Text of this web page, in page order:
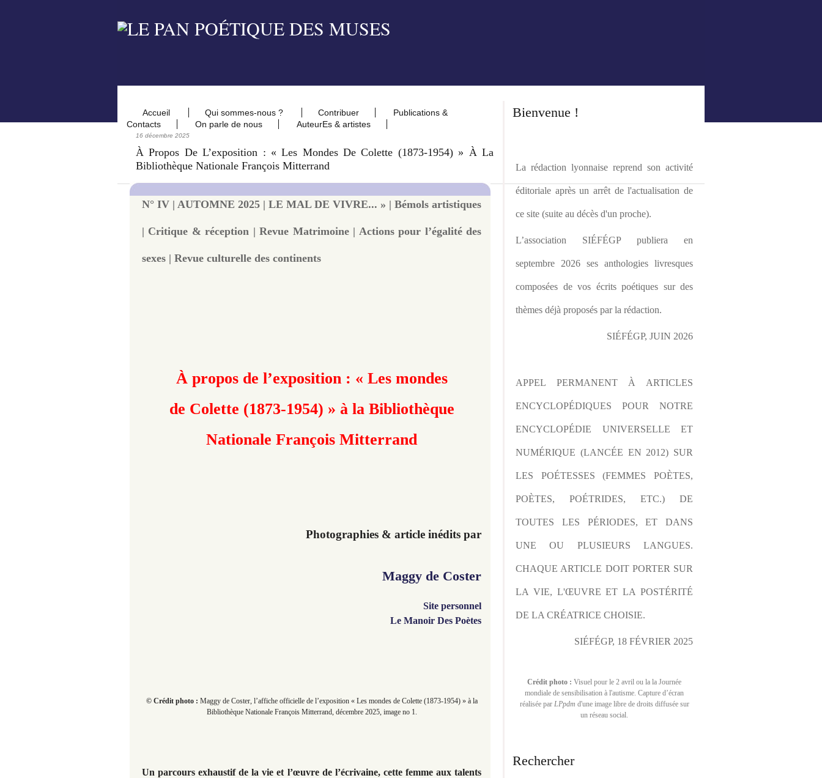
Accueil Qui sommes-nous ? Contribuer
Publications &
Contacts
On parle de nous AuteurEs & artistes
16 décembre 2025
À Propos De L’exposition : « Les Mondes De Colette (1873-1954) » À La
Bibliothèque Nationale François Mitterrand
N° IV | AUTOMNE 2025 | LE MAL DE VIVRE... » | Bémols artistiques
| Critique & réception | Revue Matrimoine | Actions pour l’égalité des
sexes | Revue culturelle des continents
À propos de l’exposition : « Les mondes
de Colette (1873-1954) » à la Bibliothèque
Nationale François Mitterrand
Photographies & article inédits par
Maggy de Coster
Site personnel
Le Manoir Des Poètes
© Crédit photo : Maggy de Coster, l’affiche officielle de l’exposition « Les mondes de Colette (1873-1954) » à la
Bibliothèque Nationale François Mitterrand, décembre 2025, image no 1.
Un parcours exhaustif de la vie et l’œuvre de l’écrivaine, cette femme aux talents
Bienvenue !
La rédaction lyonnaise reprend son activité
éditoriale après un arrêt de l'actualisation de
ce site (suite au décès d'un proche).
L’association SIÉFÉGP publiera en
septembre 2026 ses anthologies livresques
composées de vos écrits poétiques sur des
thèmes déjà proposés par la rédaction.
SIÉFÉGP, JUIN 2026
APPEL PERMANENT À ARTICLES
ENCYCLOPÉDIQUES POUR NOTRE
ENCYCLOPÉDIE UNIVERSELLE ET
NUMÉRIQUE (LANCÉE EN 2012) SUR
LES POÉTESSES (FEMMES POÈTES,
POÈTES, POÉTRIDES, ETC.) DE
TOUTES LES PÉRIODES, ET DANS
UNE OU PLUSIEURS LANGUES.
CHAQUE ARTICLE DOIT PORTER SUR
LA VIE, L'ŒUVRE ET LA POSTÉRITÉ
DE LA CRÉATRICE CHOISIE.
SIÉFÉGP, 18 FÉVRIER 2025
Crédit photo : Visuel pour le 2 avril ou la la Journée
mondiale de sensibilisation à l'autisme. Capture d’écran
réalisée par LPpdm d'une image libre de droits diffusée sur
un réseau social.
Rechercher